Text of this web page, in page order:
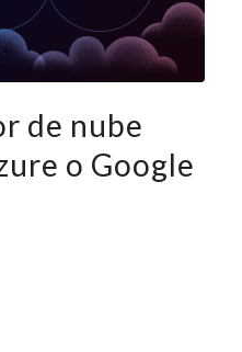
de nube
o Google